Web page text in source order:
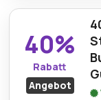
Rasierer ist
von 46%
40%
Rabatt
Angebot